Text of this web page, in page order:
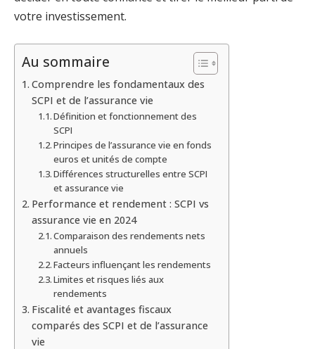
votre investissement.
Au sommaire
Comprendre les fondamentaux des
SCPI et de l’assurance vie
Définition et fonctionnement des
SCPI
Principes de l’assurance vie en fonds
euros et unités de compte
Différences structurelles entre SCPI
et assurance vie
Performance et rendement : SCPI vs
assurance vie en 2024
Comparaison des rendements nets
annuels
Facteurs influençant les rendements
Limites et risques liés aux
rendements
Fiscalité et avantages fiscaux
comparés des SCPI et de l’assurance
vie